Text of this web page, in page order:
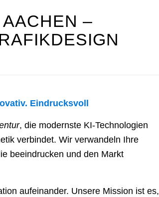
–
Eindrucksvoll
, die modernste KI-Technologien
verbindet. Wir verwandeln Ihre
beeindrucken und den Markt
aufeinander. Unsere Mission ist es,